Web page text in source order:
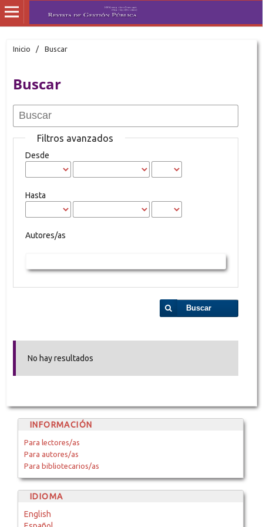
Inicio / Buscar
Buscar
Filtros avanzados
Desde
Hasta
Autores/as
Buscar
No hay resultados
INFORMACIÓN
Para lectores/as
Para autores/as
Para bibliotecarios/as
IDIOMA
English